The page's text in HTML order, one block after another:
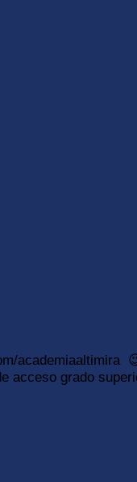
academiaaltimira
acceso grado